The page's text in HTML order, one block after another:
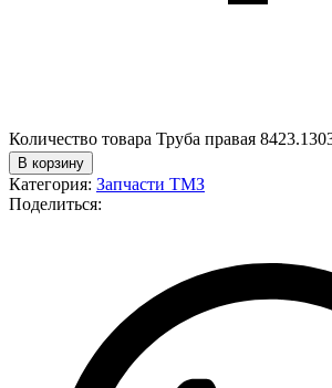
Количество товара Труба правая
В корзину
Категория: Запчасти ТМЗ
Поделиться: